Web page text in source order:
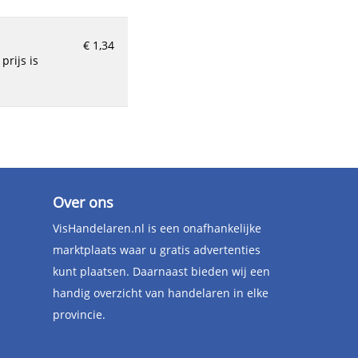
€ 1,34
Over ons
VisHandelaren.nl is een onafhankelijke
marktplaats waar u gratis advertenties
kunt plaatsen. Daarnaast bieden wij een
handig overzicht van handelaren in elke
provincie.